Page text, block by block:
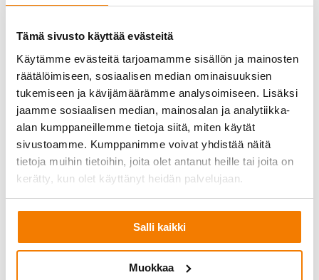
Tämä sivusto käyttää evästeitä
Käytämme evästeitä tarjoamamme sisällön ja mainosten
räätälöimiseen, sosiaalisen median ominaisuuksien
tukemiseen ja kävijämäärämme analysoimiseen. Lisäksi
jaamme sosiaalisen median, mainosalan ja analytiikka-
alan kumppaneillemme tietoja siitä, miten käytät
sivustoamme. Kumppanimme voivat yhdistää näitä
tietoja muihin tietoihin, joita olet antanut heille tai joita on
kerätty, kun olet käyttänyt heidän palvelujaan.
Salli kaikki
Muokkaa
vaatimuksia sekä työsuojeluviranomaisten ohjeita.
Varmistamme toimintamme laadun ja turvallisuuden
jatkuvalla koulutuksella ja kuulumalla alan
järjestöihin:
Rakentamisen laatu Ry:n RALA-pätevyys
Asbestipurkutyölupa (AVI:n myöntämä)
ISO 9001:2015 laatu-, ISO 14001:2015 ympäristö-
ja ISO 45001:2018 työterveys- ja
turvallisuussertifikaatit
Rakennusteollisuus RT:n jäsen